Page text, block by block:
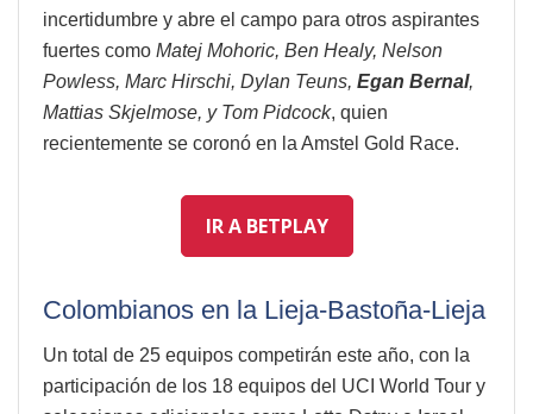
incertidumbre y abre el campo para otros aspirantes
fuertes como Matej Mohoric, Ben Healy, Nelson
Powless, Marc Hirschi, Dylan Teuns, Egan Bernal,
Mattias Skjelmose, y Tom Pidcock, quien
recientemente se coronó en la Amstel Gold Race.
IR A BETPLAY
Colombianos en la Lieja-Bastoña-Lieja
Un total de 25 equipos competirán este año, con la
participación de los 18 equipos del UCI World Tour y